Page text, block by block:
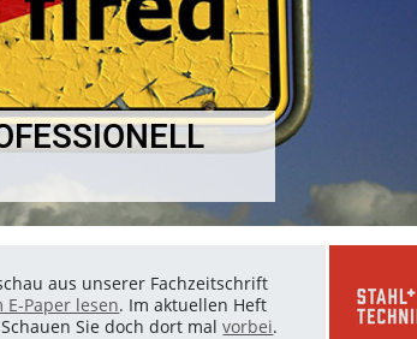
aus unserer Fachzeitschrift
E-Paper lesen. Im aktuellen Heft
Sie doch dort malvorbei.